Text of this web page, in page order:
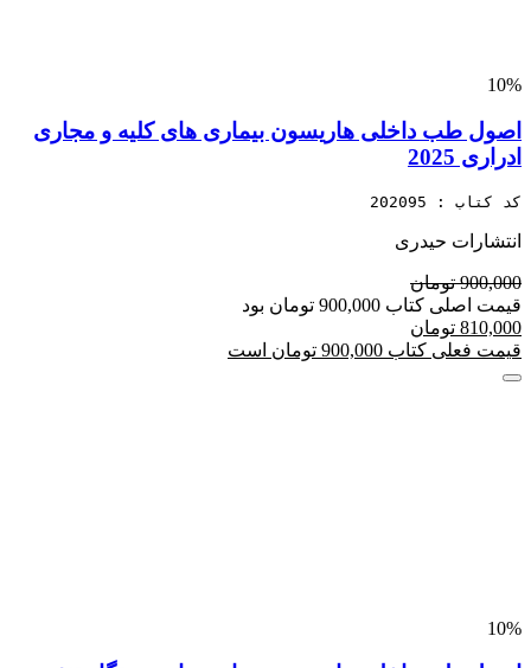
10%
اصول طب داخلی هاریسون بیماری های کلیه و مجاری
ادراری 2025
کد کتاب : 202095
انتشارات حیدری
900,000 تومان
قیمت اصلی کتاب 900,000 تومان بود
810,000 تومان
قیمت فعلی کتاب 900,000 تومان است
10%